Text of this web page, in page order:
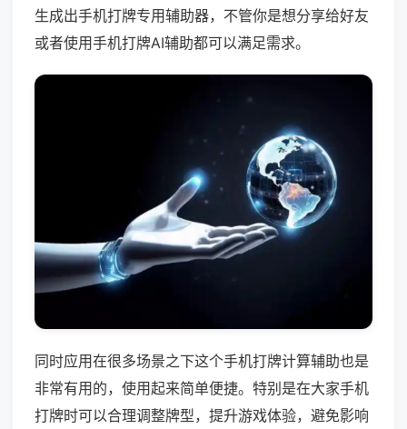
生成出手机打牌专用辅助器，不管你是想分享给好友
或者使用手机打牌AI辅助都可以满足需求。
同时应用在很多场景之下这个手机打牌计算辅助也是
非常有用的，使用起来简单便捷。特别是在大家手机
打牌时可以合理调整牌型，提升游戏体验，避免影响